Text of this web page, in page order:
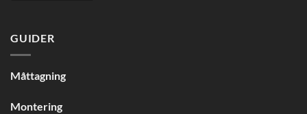
GUIDER
Måttagning
Montering